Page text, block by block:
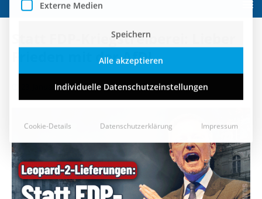
Statt FDP-Kriegstreiberei: Lieber
Frieden mit der AfD!
23. Januar 2023
Alle akzeptieren
Individuelle Datenschutzeinstellungen